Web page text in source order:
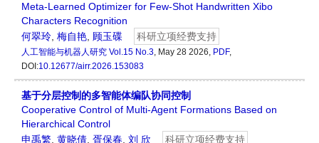
Meta-Learned Optimizer for Few-Shot Handwritten Xibo
Characters Recognition
何翠玲 梅自艳 顾玉碟 科研立项经费支持
人工智能与机器人研究 Vol.15 No.3, May 28 2026, PDF,
DOI:10.12677/airr.2026.153083
基于分层控制的多智能体编队协同控制
Cooperative Control of Multi-Agent Formations Based on
Hierarchical Control
申禹繁 黄晓倩 胥保春 刘 欣 科研立项经费支持